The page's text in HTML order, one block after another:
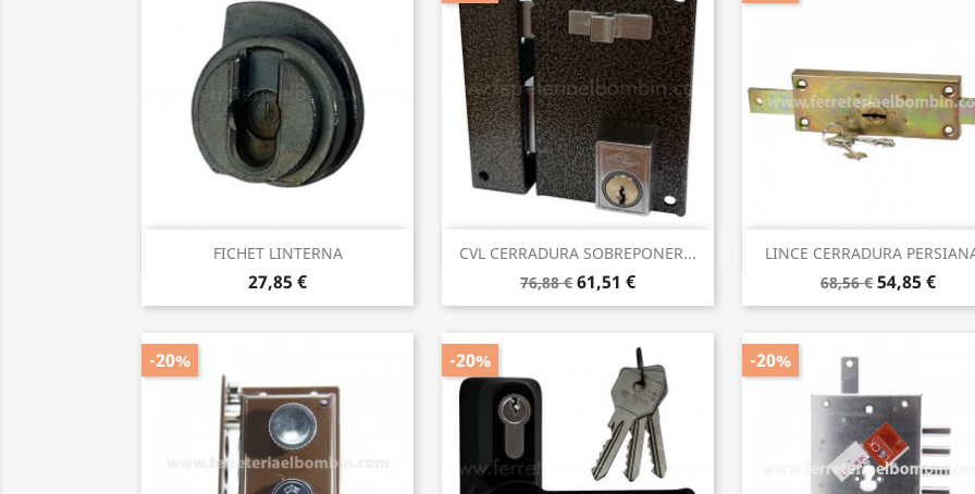
FICHET LINTERNA
27,85 €
Vista rápida
CVL CERRADURA SOBREPONER...
76,88 € 61,51 €
Vista rápida
LINCE CERRADURA
68,56 € 54,85 €
Vista rápida
-20% -20% -20%